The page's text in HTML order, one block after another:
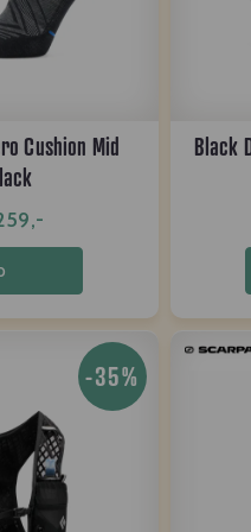
Cushion Mid
Black
-35%